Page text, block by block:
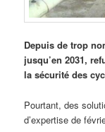
Depuis de trop
jusqu’en 2031,
la sécurité des
Pourtant, des
d’expertise de